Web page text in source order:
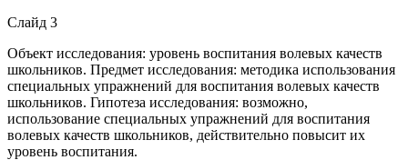
Слайд 3
Объект исследования: уровень воспитания волевых качеств
школьников. Предмет исследования: методика использования
специальных упражнений для воспитания волевых качеств
школьников. Гипотеза исследования: возможно,
использование специальных упражнений для воспитания
волевых качеств школьников, действительно повысит их
уровень воспитания.